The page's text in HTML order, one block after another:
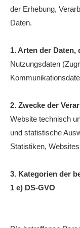
EVENTS &
Anhalt Open
4-Städte-Turnier
Unternehmer-Cup
Vereinsturniere
der Erhebung,
Daten.
1. Arten der
Nutzungsdaten
2. Zwecke der
Website technisch
und statistische
Statistiken,
3. Kategorien der
1 e) DS-GVO